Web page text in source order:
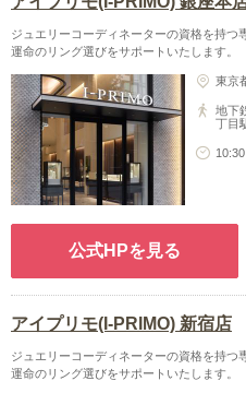
ジュエリーコーディネーターの資格を持
運命のリング選びをサポートいたします。
東京
地下
丁目
公式HPを見る
アイプリモ(I-PRIMO) 新宿店
ジュエリーコーディネーターの資格を持
運命のリング選びをサポートいたします。